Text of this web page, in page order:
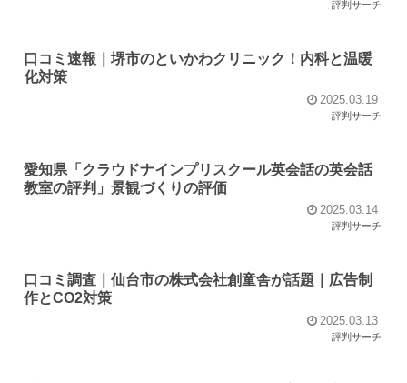
評判サーチ
口コミ速報｜堺市のといかわクリニック！内科と温暖
化対策
2025.03.19
評判サーチ
愛知県「クラウドナインプリスクール英会話の英会話
教室の評判」景観づくりの評価
2025.03.14
評判サーチ
口コミ調査｜仙台市の株式会社創童舎が話題｜広告制
作とCO2対策
2025.03.13
評判サーチ